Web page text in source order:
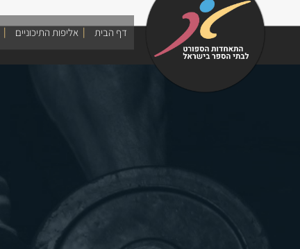
to
דף הבית אליפות התיכוניים